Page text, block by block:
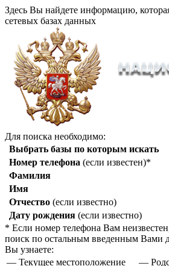
Здесь Вы найдете информацию,
сетевых базах данных
Для поиска необходимо:
Выбрать базы по которым искать
Номер телефона (если известен)*
Фамилия
Имя
Отчество (если известно)
Дату рождения (если известно)
* Если номер телефона Вам
поиск по остальным введенным Вами
Вы узнаете:
— Текущее местоположение
—